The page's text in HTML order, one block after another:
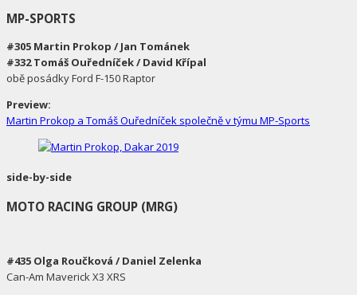
MP-SPORTS
#305 Martin Prokop / Jan Tománek
#332 Tomáš Ouředníček / David Křípal
obě posádky Ford F-150 Raptor
Preview:
Martin Prokop a Tomáš Ouředníček společně v týmu MP-Sports
side-by-side
MOTO RACING GROUP (MRG)
#435 Olga Roučková / Daniel Zelenka
Can-Am Maverick X3 XRS